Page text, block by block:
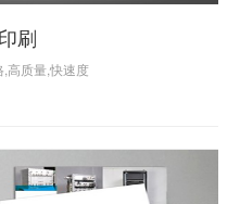
刷
高质量,快速度